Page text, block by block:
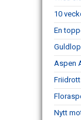
10
En
Aspen
Nytt